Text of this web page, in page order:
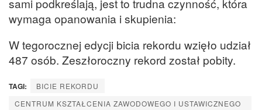
sami podkreślają, jest to trudna czynność, która
wymaga opanowania i skupienia:
W tegorocznej edycji bicia rekordu wzięło udział
487 osób. Zeszłoroczny rekord został pobity.
TAGI:
BICIE REKORDU
CENTRUM KSZTAŁCENIA ZAWODOWEGO I USTAWICZNEGO